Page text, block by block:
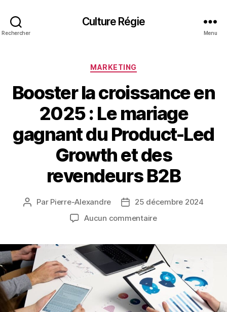
Rechercher
Culture Régie
Menu
Catégories
MARKETING
Booster la croissance en
2025 : Le mariage
gagnant du Product-Led
Growth et des
revendeurs B2B
Auteur
Par Pierre-Alexandre
Date25 décembre 2024
Aucun commentairesur
croissance
en
2025
:
Le
mariage